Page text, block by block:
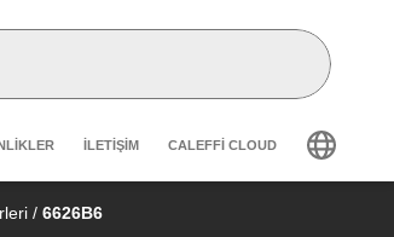
navigation
İLETIŞIM CALEFFI CLOUD
/ 6626B6